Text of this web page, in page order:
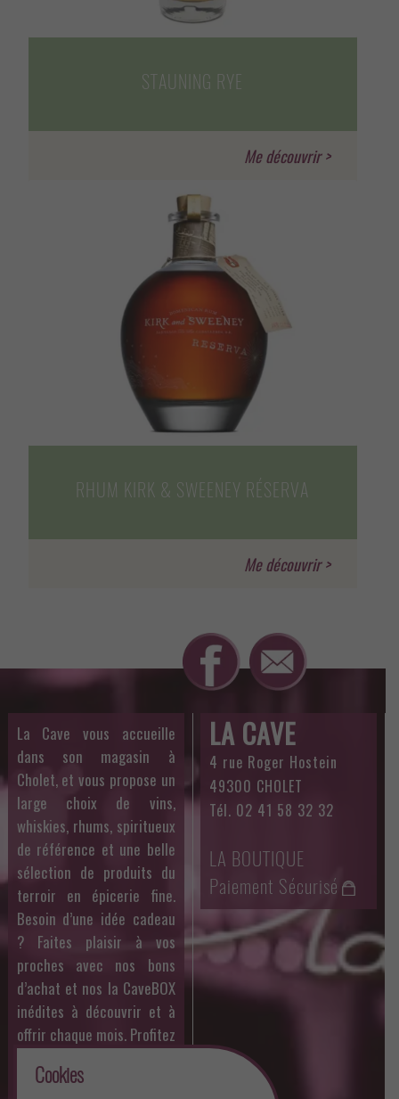
STAUNING RYE
RHUM KIRK & SWEENEY RÉSERVA
La Cave vous accueille
dans son magasin à
Cholet, et vous propose un
large choix de vins,
whiskies, rhums, spiritueux
de référence et une belle
sélection de produits du
terroir en épicerie fine.
Besoin d’une idée cadeau
? Faites plaisir à vos
proches avec nos bons
d’achat et nos la CaveBOX
inédites à découvrir et à
offrir chaque mois. Profitez
organisées par Philippe
LA CAVE
4 rue Roger Hostein
49300 CHOLET
Tél. 02 41 58 32 32
LA BOUTIQUE
Paiement Sécurisé
Cookies